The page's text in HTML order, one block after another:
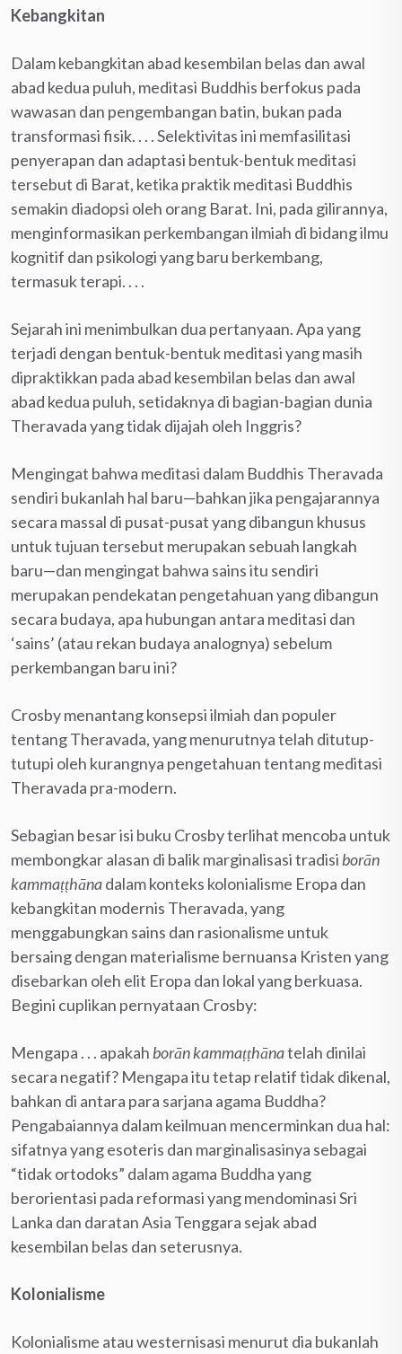
Kebangkitan
Dalam kebangkitan abad kesembilan belas dan awal
abad kedua puluh, meditasi Buddhis berfokus pada
wawasan dan pengembangan batin, bukan pada
transformasi fisik. . . . Selektivitas ini memfasilitasi
penyerapan dan adaptasi bentuk-bentuk meditasi
tersebut di Barat, ketika praktik meditasi Buddhis
semakin diadopsi oleh orang Barat. Ini, pada gilirannya,
menginformasikan perkembangan ilmiah di bidang ilmu
kognitif dan psikologi yang baru berkembang,
termasuk terapi. . . .
Sejarah ini menimbulkan dua pertanyaan. Apa yang
terjadi dengan bentuk-bentuk meditasi yang masih
dipraktikkan pada abad kesembilan belas dan awal
abad kedua puluh, setidaknya di bagian-bagian dunia
Theravada yang tidak dijajah oleh Inggris?
Mengingat bahwa meditasi dalam Buddhis Theravada
sendiri bukanlah hal baru—bahkan jika pengajarannya
secara massal di pusat-pusat yang dibangun khusus
untuk tujuan tersebut merupakan sebuah langkah
baru—dan mengingat bahwa sains itu sendiri
merupakan pendekatan pengetahuan yang dibangun
secara budaya, apa hubungan antara meditasi dan
‘sains’ (atau rekan budaya analognya) sebelum
perkembangan baru ini?
Crosby menantang konsepsi ilmiah dan populer
tentang Theravada, yang menurutnya telah ditutup-
tutupi oleh kurangnya pengetahuan tentang meditasi
Theravada pra-modern.
Sebagian besar isi buku Crosby terlihat mencoba untuk
membongkar alasan di balik marginalisasi tradisi borān
kammaṭṭhānadalam konteks kolonialisme Eropa dan
kebangkitan modernis Theravada, yang
menggabungkan sains dan rasionalisme untuk
bersaing dengan materialisme bernuansa Kristen yang
disebarkan oleh elit Eropa dan lokal yang berkuasa.
Begini cuplikan pernyataan Crosby:
Mengapa . . . apakah borān kammaṭṭhānatelah dinilai
secara negatif? Mengapa itu tetap relatif tidak dikenal,
bahkan di antara para sarjana agama Buddha?
Pengabaiannya dalam keilmuan mencerminkan dua hal:
sifatnya yang esoteris dan marginalisasinya sebagai
“tidak ortodoks” dalam agama Buddha yang
berorientasi pada reformasi yang mendominasi Sri
Lanka dan daratan Asia Tenggara sejak abad
kesembilan belas dan seterusnya.
Kolonialisme
Kolonialisme atau westernisasi menurut dia bukanlah